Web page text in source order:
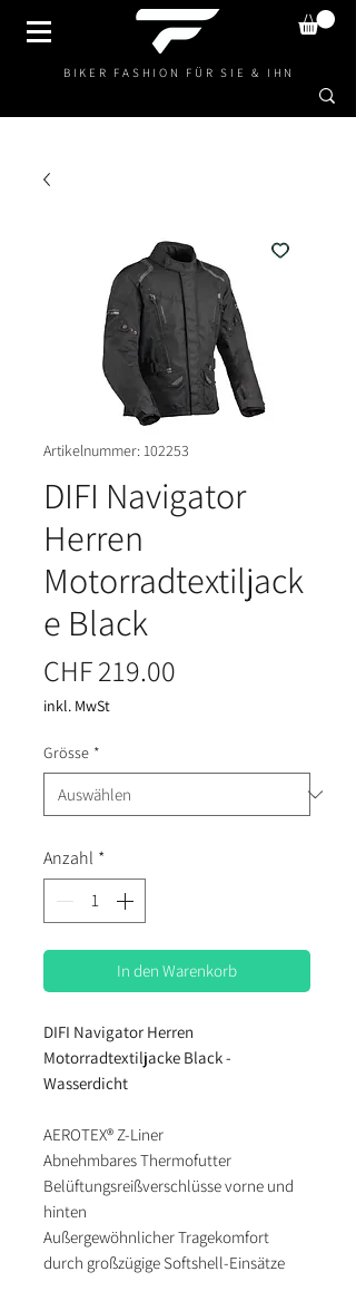
BIKER FASHION FÜR SIE & IHN
Artikelnummer: 102253
DIFI Navigator
Herren
Motorradtextiljack
e Black
CHF 219.00
inkl. MwSt
Grösse *
Anzahl *
In den Warenkorb
DIFI Navigator Herren
Motorradtextiljacke Black -
Wasserdicht
AEROTEX® Z-Liner
Abnehmbares Thermofutter
Belüftungsreißverschlüsse vorne und
hinten
Außergewöhnlicher Tragekomfort
durch großzügige Softshell-Einsätze